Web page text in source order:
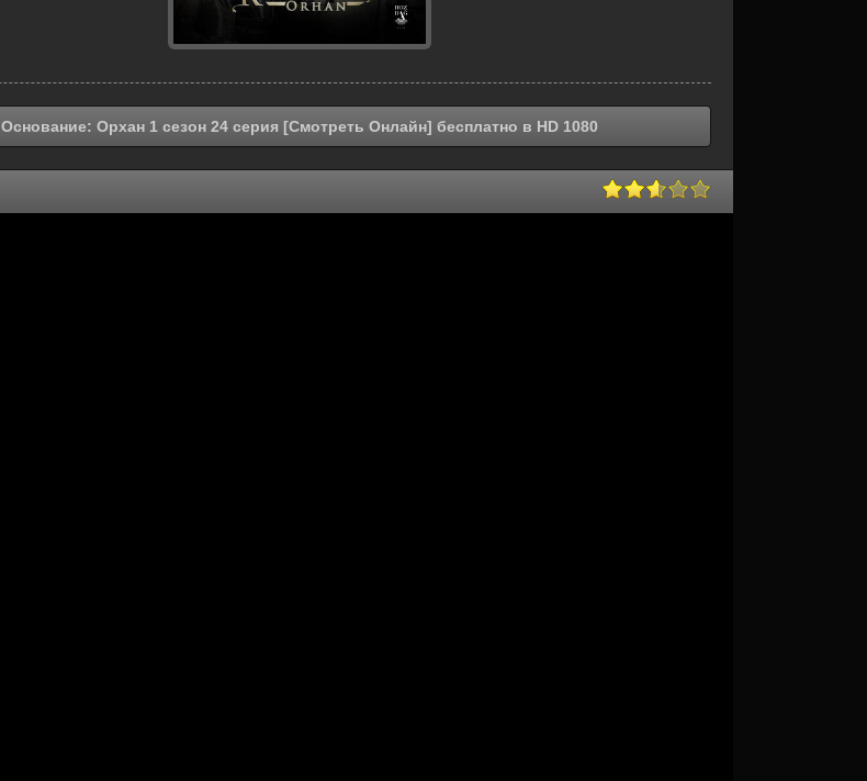
Основание: Орхан 1 сезон 24 серия [Смотреть Онлайн] бесплатно в HD 1080